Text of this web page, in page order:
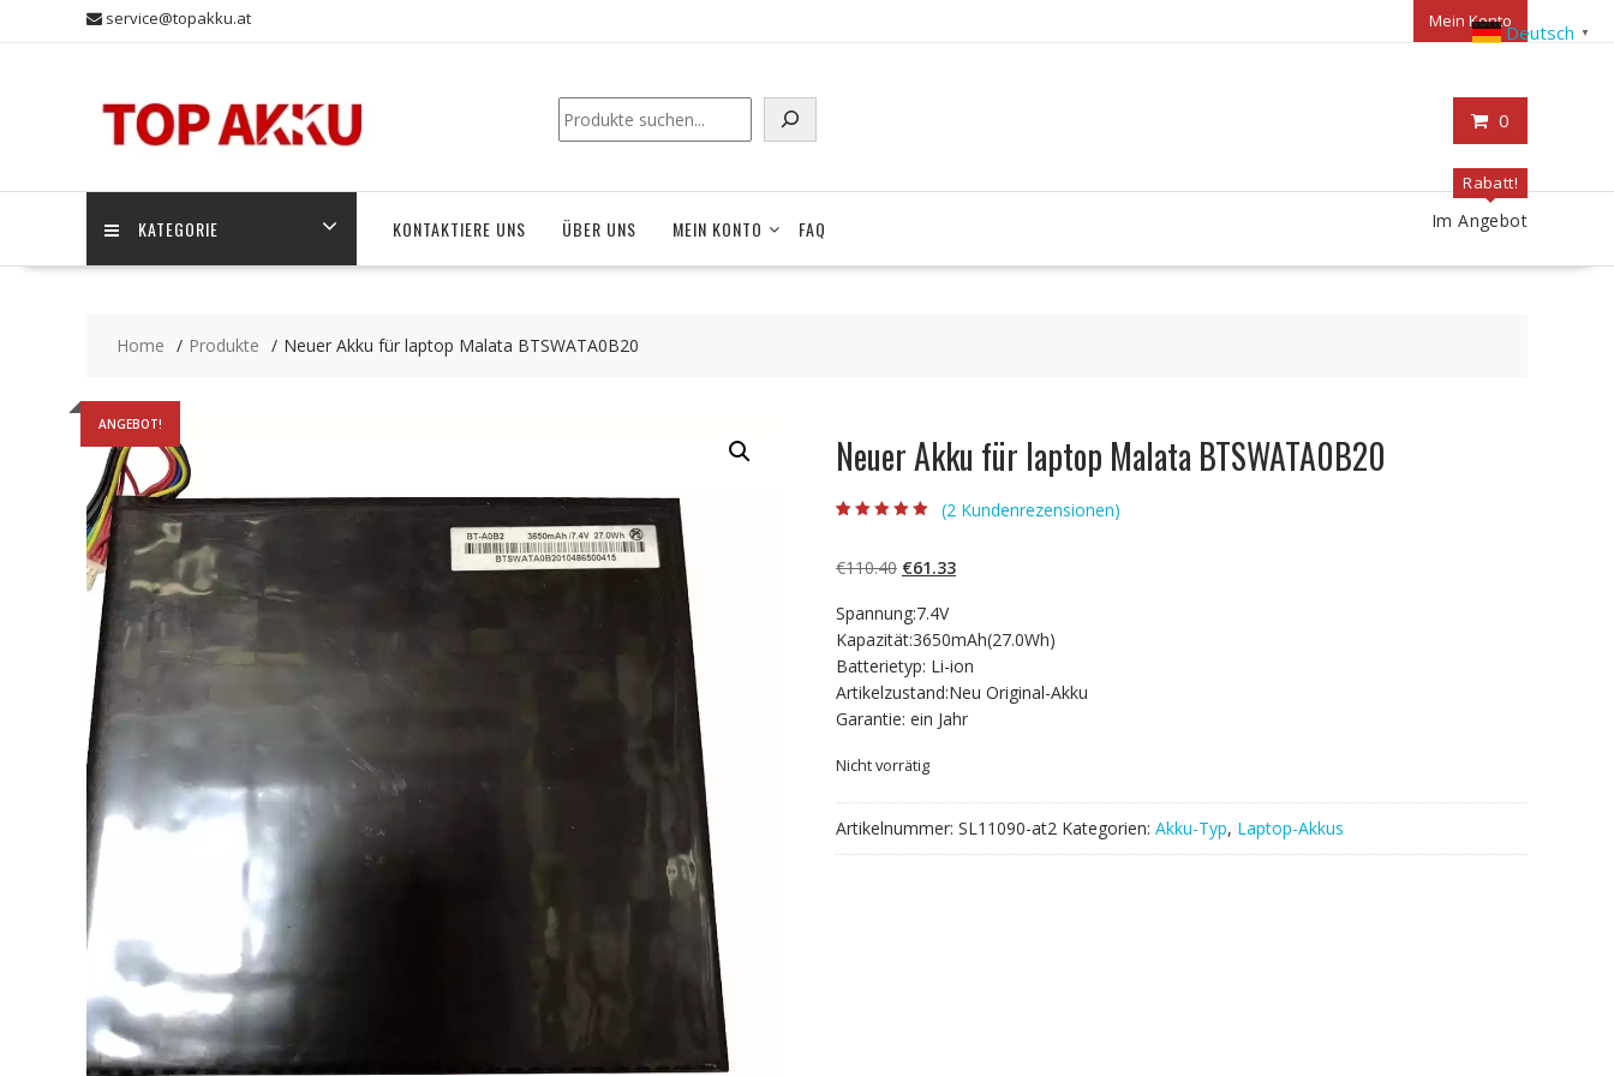
service@topakku.at Mein Konto
0
KATEGORIE KONTAKTIERE UNS ÜBER UNS MEIN KONTO FAQ
Rabatt!
Im Angebot
Home Produkte Neuer Akku für laptop Malata BTSWATA0B20
ANGEBOT!
Neuer Akku für laptop Malata BTSWATA0B20
basierend auf
Kundenbewertun
(2 Kundenrezensionen)
€110.40 Ursprünglicher
war:
€110.40
€61.33Aktueller
€61.33.
Spannung:7.4V
Kapazität:3650mAh(27.0Wh)
Batterietyp: Li-ion
Artikelzustand:Neu Original-Akku
Garantie: ein Jahr
Nicht vorrätig
Artikelnummer: SL11090-at2 Kategorien: Akku-Typ, Laptop-Akkus
Deutsch ▼